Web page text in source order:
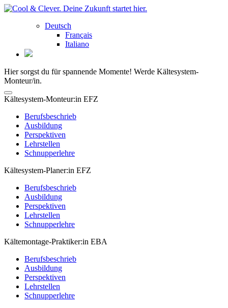
Deutsch
Français
Italiano
Hier sorgst du für spannende Momente! Werde Kältesystem-
Monteur/in.
Kältesystem-Monteur:in EFZ
Berufsbeschrieb
Ausbildung
Perspektiven
Lehrstellen
Schnupperlehre
Kältesystem-Planer:in EFZ
Berufsbeschrieb
Ausbildung
Perspektiven
Lehrstellen
Schnupperlehre
Kältemontage-Praktiker:in EBA
Berufsbeschrieb
Ausbildung
Perspektiven
Lehrstellen
Schnupperlehre